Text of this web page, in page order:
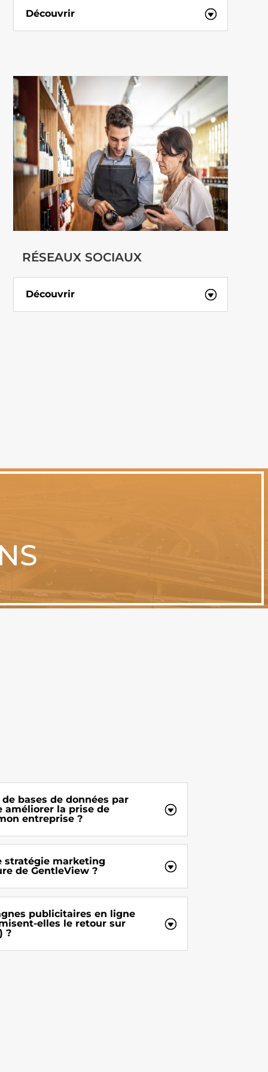
Découvrir
RÉSEAUX SOCIAUX
Découvrir
bases de données par
améliorer la prise de
entreprise ?
stratégie marketing
de GentleView ?
publicitaires en ligne
elles le retour sur
?